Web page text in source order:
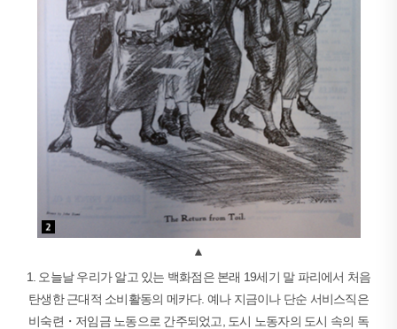
▲
1. 오늘날 우리가 알고 있는 백화점은 본래 19세기 말 파리에서 처음
탄생한 근대적 소비활동의 메카다. 예나 지금이나 단순 서비스직은
비숙련・저임금 노동으로 간주되었고, 도시 노동자의 도시 속의 독